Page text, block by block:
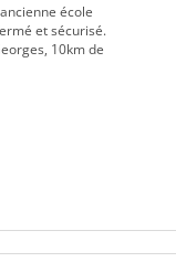
école
et sécurisé.
10km de